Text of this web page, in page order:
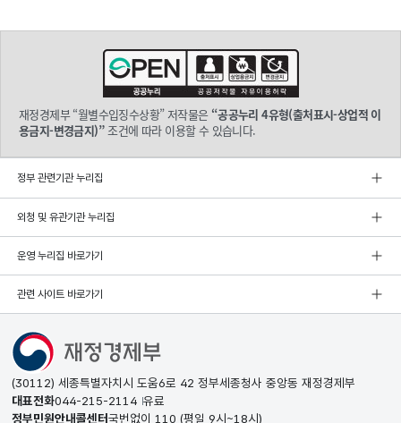
재정경제부 “월별수입징수상황” 저작물은 “공공누리 4유형(출처표시-상업적 이
용금지-변경금지)”조건에 따라 이용할 수 있습니다.
정부 관련기관 누리집
외청 및 유관기관 누리집
운영 누리집 바로가기
관련 사이트 바로가기
(30112) 세종특별자치시 도움6로 42 정부세종청사 중앙동 재정경제부
대표전화044-215-2114 유료
정부민원안내콜센터국번없이 110 (평일 9시~18시)